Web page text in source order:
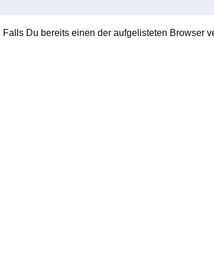
Falls Du bereits einen der aufgelisteten Browser